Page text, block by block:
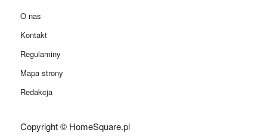
O nas
Kontakt
Regulaminy
Mapa strony
Redakcja
Copyright © HomeSquare.pl